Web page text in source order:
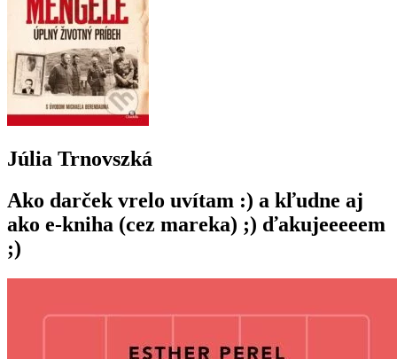
Júlia Trnovszká
Ako darček vrelo uvítam :) a kľudne aj
ako e-kniha (cez mareka) ;) ďakujeeeeem
;)